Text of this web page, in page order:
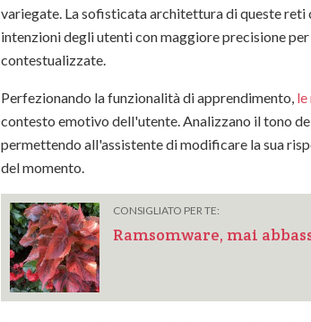
variegate. La sofisticata architettura di queste
intenzioni degli utenti con maggiore precisione
contestualizzate.
Perfezionando la funzionalità di apprendimento, le
contesto emotivo dell'utente. Analizzano il tono
permettendo all'assistente di modificare la sua
del momento.
CONSIGLIATO PER TE:
Ramsomware, mai